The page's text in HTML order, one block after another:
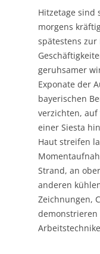
Hitzetage sind
morgens
spätestens
geruhsamer
Exponate der
bayerischen
verzichten,
einer Siesta
Haut streifen
Strand, an
anderen
Zeichnungen,
demonstrieren